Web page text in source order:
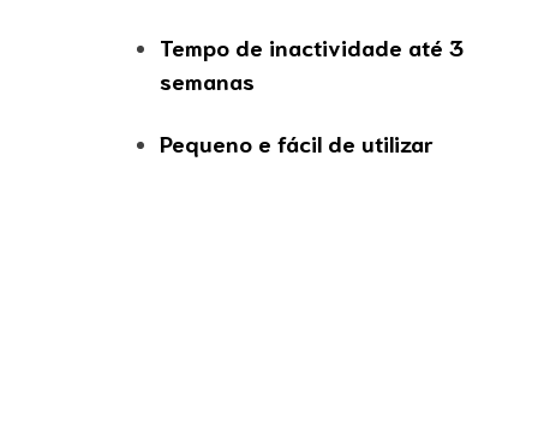
Tempo de inactividade até 3
semanas
Pequeno e fácil de utilizar